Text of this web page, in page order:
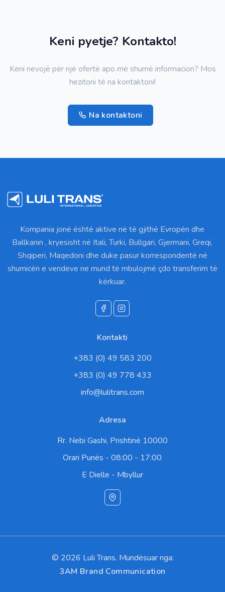
Keni pyetje? Kontakto!
Keni nevojë për një ofertë apo më shumë informacion? Mos
hezitoni të na kontaktoni!
Na kontaktoni
Kompania jonë është aktive në të gjithë Evropën dhe
Ballkanin , kryesisht në Itali, Turki, Bullgari, Gjermani, Greqi,
Shqiperi, Maqedoni dhe duke pasur korrespondentë në
shumicën e vendeve ne mund të mbulojmë çdo transferim të
kërkuar.
Kontakti
+383 (0) 49 583 200
+383 (0) 49 778 433
info@lulitrans.com
Adresa
Rr. Nebi Gashi, Prishtinë 10000
Orari Punës - 08:00 - 17:00
E Dielle - Mbyllur
© 2026 Luli Trans. Mundësuar nga:
3AM Brand Communication